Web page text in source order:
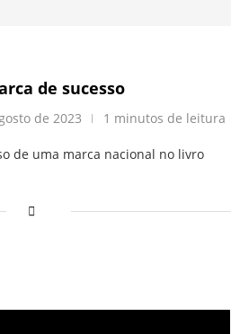
de sucesso
de 2023 1 minutos de leitura
de uma marca nacional no livro